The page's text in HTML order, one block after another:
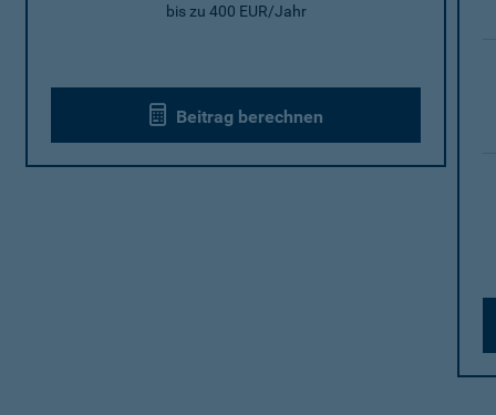
bis zu 400 EUR/Jahr
Beitrag berechnen